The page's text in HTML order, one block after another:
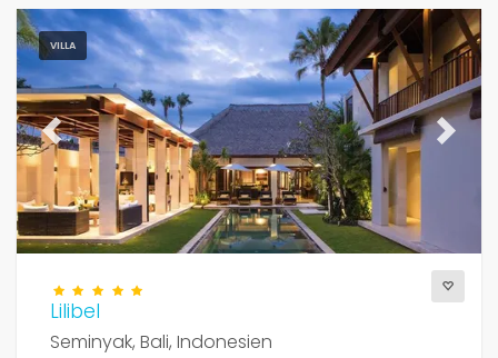
VILLA
Previous Next
Lilibel
Seminyak, Bali, Indonesien